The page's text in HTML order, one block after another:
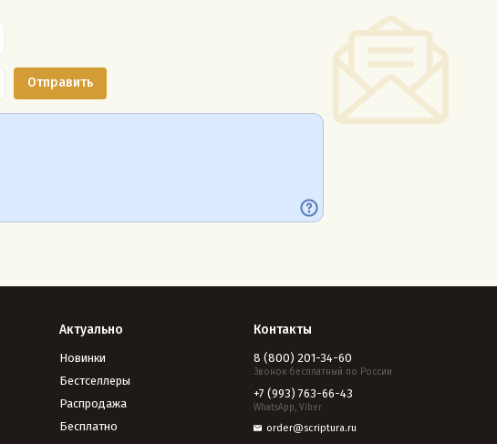
Актуально
Новинки
Бестселлеры
Распродажа
Бесплатно
Контакты
8 (800) 201-34-60
Звонок бесплатный по России
+7 (993) 763-66-43
WhatsApp, Viber
order@scriptura.ru